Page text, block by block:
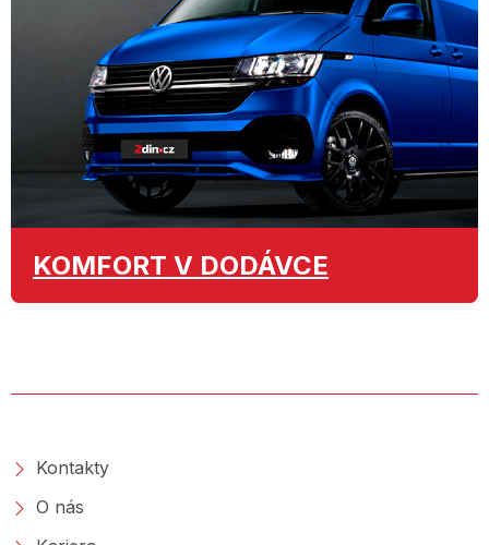
KOMFORT V DODÁVCE
Kontakty
O nás